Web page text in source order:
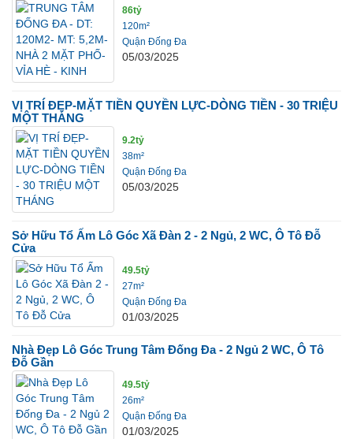
86tỷ
120m²
Quận Đống Đa
05/03/2025
VỊ TRÍ ĐẸP-MẶT TIỀN QUYỀN LỰC-DÒNG TIỀN - 30 TRIỆU
MỘT THÁNG
9.2tỷ
38m²
Quận Đống Đa
05/03/2025
Sở Hữu Tổ Ấm Lô Góc Xã Đàn 2 - 2 Ngủ, 2 WC, Ô Tô Đỗ
Cửa
49.5tỷ
27m²
Quận Đống Đa
01/03/2025
Nhà Đẹp Lô Góc Trung Tâm Đống Đa - 2 Ngủ 2 WC, Ô Tô
Đỗ Gần
49.5tỷ
26m²
Quận Đống Đa
01/03/2025